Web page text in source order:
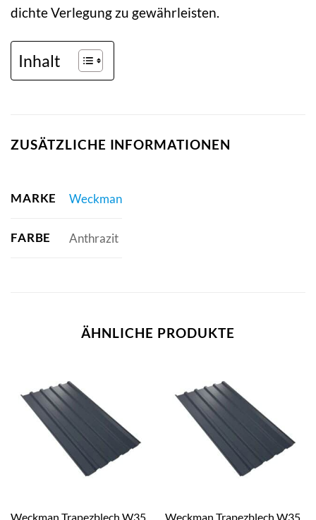
dichte Verlegung zu gewährleisten.
Inhalt
ZUSÄTZLICHE INFORMATIONEN
MARKE Weckman
FARBE Anthrazit
ÄHNLICHE PRODUKTE
Weckman Trapezblech W35 Weckman Trapezblech W35